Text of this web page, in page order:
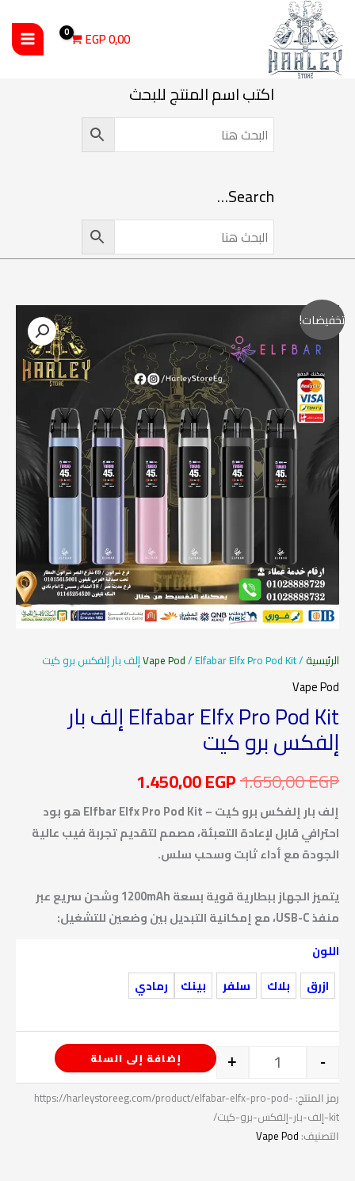
المحتوى
0,00
EGP
اكتب اسم المنتج للبحث
Search…
تخفيضات!
الرئيسية /
Vape Pod/ Elfabar Elfx Pro Pod Kit إلف بار إلفكس برو كيت
Vape Pod
Elfabar Elfx Pro Pod Kit إلف بار
إلفكس برو كيت
1.650,00EGP
الأصلي
هو:
1.650,00 EGP.
1.450,00EGP
الحالي
هو:
1.450,00 EGP.
إلف بار إلفكس برو كيت – Elfbar Elfx Pro Pod Kit هو بود
احترافي قابل لإعادة التعبئة، مصمم لتقديم تجربة فيب عالية
الجودة مع أداء ثابت وسحب سلس.
يتميز الجهاز ببطارية قوية بسعة 1200mAh وشحن سريع عبر
منفذ USB-C، مع إمكانية التبديل بين وضعين للتشغيل:
اللون
ازرق
بلاك سلفر بينك رمادي
-
+ إضافة إلى السلة
رمز المنتج: https://harleystoreeg.com/product/elfabar-elfx-pro-pod-
kit-إلف-بار-إلفكس-برو-كيت/
التصنيف: Vape Pod